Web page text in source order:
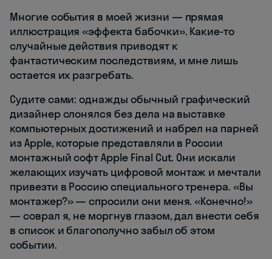
Многие события в моей жизни — прямая
иллюстрация «эффекта бабочки». Какие-то
случайные действия приводят к
фантастическим последствиям, и мне лишь
остается их разгребать.
Судите сами: однажды обычный графический
дизайнер слонялся без дела на выставке
компьютерных достижений и набрел на парней
из Apple, которые представляли в России
монтажный софт Apple Final Cut. Они искали
желающих изучать цифровой монтаж и мечтали
привезти в Россию специального тренера. «Вы
монтажер?» — спросили они меня. «Конечно!»
— соврал я, не моргнув глазом, дал внести себя
в список и благополучно забыл об этом
событии.